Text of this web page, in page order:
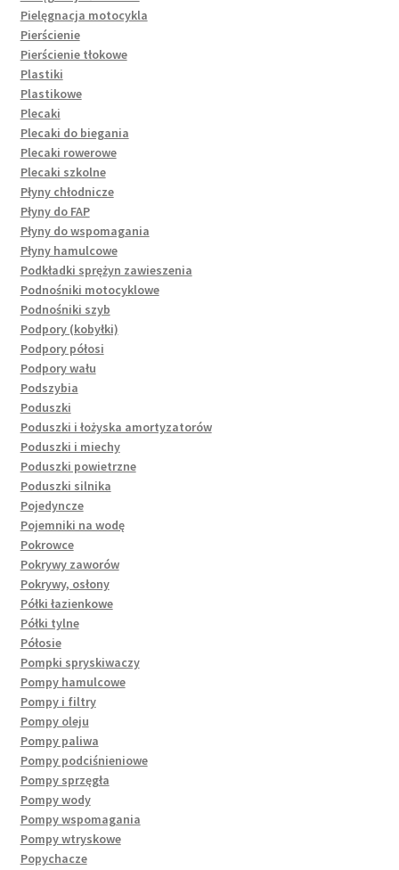
Pielęgnacja motocykla
Pierścienie
Pierścienie tłokowe
Plastiki
Plastikowe
Plecaki
Plecaki do biegania
Plecaki rowerowe
Plecaki szkolne
Płyny chłodnicze
Płyny do FAP
Płyny do wspomagania
Płyny hamulcowe
Podkładki sprężyn zawieszenia
Podnośniki motocyklowe
Podnośniki szyb
Podpory (kobyłki)
Podpory półosi
Podpory wału
Podszybia
Poduszki
Poduszki i łożyska amortyzatorów
Poduszki i miechy
Poduszki powietrzne
Poduszki silnika
Pojedyncze
Pojemniki na wodę
Pokrowce
Pokrywy zaworów
Pokrywy, osłony
Półki łazienkowe
Półki tylne
Półosie
Pompki spryskiwaczy
Pompy hamulcowe
Pompy i filtry
Pompy oleju
Pompy paliwa
Pompy podciśnieniowe
Pompy sprzęgła
Pompy wody
Pompy wspomagania
Pompy wtryskowe
Popychacze